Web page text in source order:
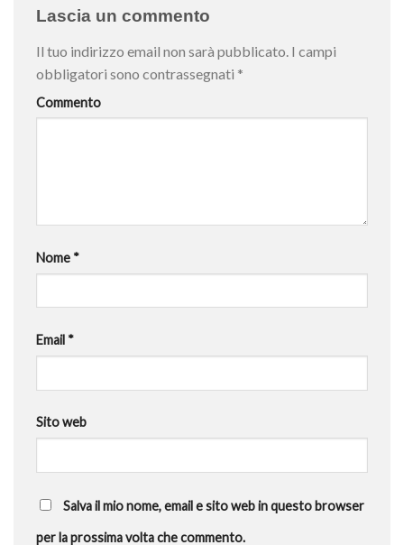
Lascia un commento
Il tuo indirizzo email non sarà pubblicato. I campi
obbligatori sono contrassegnati *
Commento
Nome *
Email *
Sito web
Salva il mio nome, email e sito web in questo browser
per la prossima volta che commento.